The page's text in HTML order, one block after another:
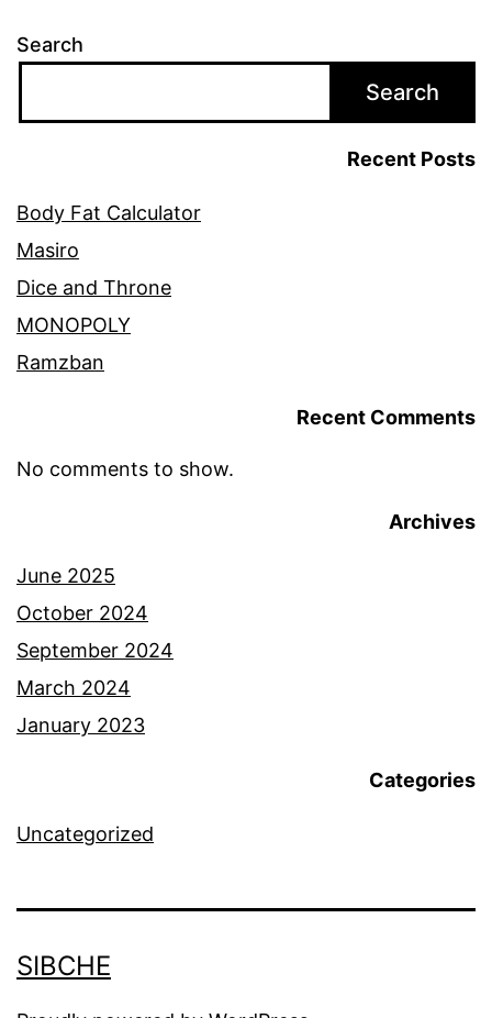
Search
Search
Recent Posts
Body Fat Calculator
Masiro
Dice and Throne
MONOPOLY
Ramzban
Recent Comments
No comments to show.
Archives
June 2025
October 2024
September 2024
March 2024
January 2023
Categories
Uncategorized
SIBCHE